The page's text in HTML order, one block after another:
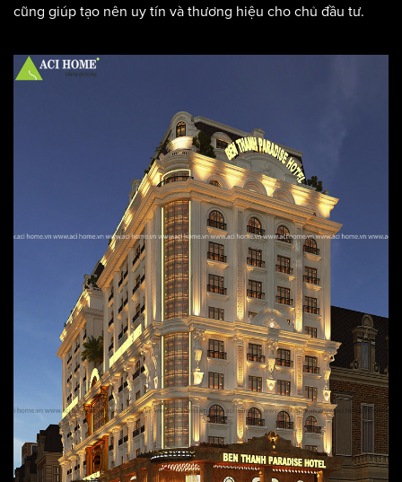
không gian lưu trú tuyệt vời cho khách hàng, đồng thời